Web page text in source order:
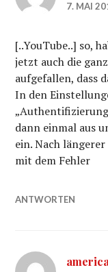
7. MAI
[..YouTube..] so,
jetzt auch die
aufgefallen, dass
In den
dann einmal aus
ein. Nach
mit dem Fehler
ANTWORTEN